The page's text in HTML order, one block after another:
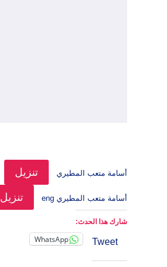
أسامة متعب المطيري تنزيل
أسامة متعب المطيري eng تنزيل
شارك هذا الحدث:
Tweet
WhatsApp